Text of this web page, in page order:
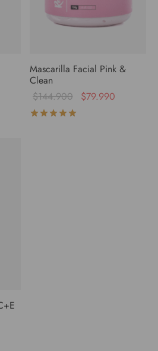
Mascarilla Facial Pink &
Clean
$144.900 $79.990